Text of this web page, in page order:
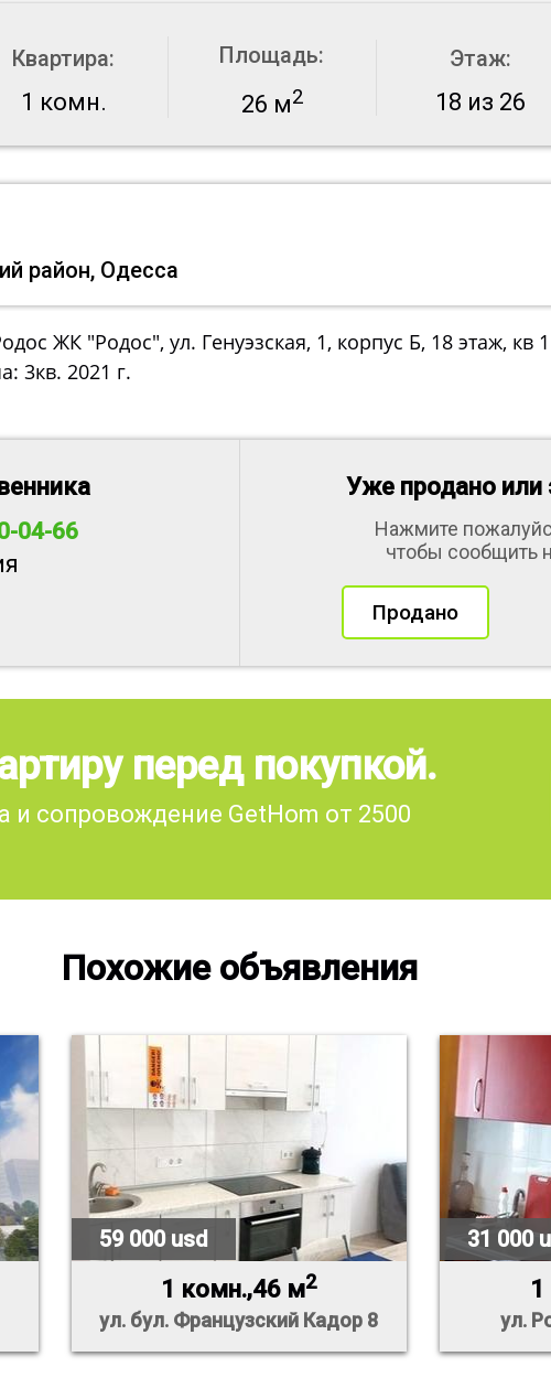
Квартира:
1 комн.
Площадь:
26 м2
Этаж:
18 из 26
район, Одесса
ЖК "Родос", ул. Генуэзская, 1, корпус Б, 18 этаж, кв
3кв. 2021 г.
04-66
Уже продано или
Нажмите
чтобы сообщить
Продано
перед покупкой.
и сопровождение GetHom от 2500
Похожие объявления
59 000 usd
1 комн.,46 м2
ул. бул. Французский Кадор 8
31 000
ул.